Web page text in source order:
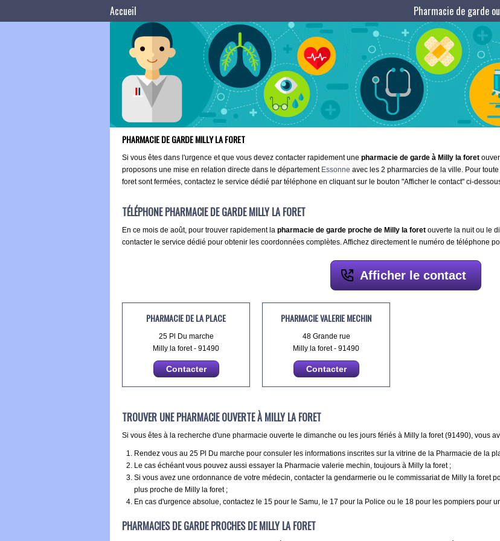
Accueil Pharmacie de garde
PHARMACIE DE GARDE MILLY LA FORET
Si vous êtes dans l'urgence et que vous devez contacter rapidement une pharmacie de garde à Milly la foret
proposons une mise en relation directe dans le département Essonne avec les 2 pharmarcies de la ville. Pour
foret sont fermées, contactez le service dédié par téléphone en cliquant sur le bouton "Afficher le contact" ci-
TÉLÉPHONE PHARMACIE DE GARDE MILLY LA FORET
En ce mois de août, pour trouver rapidement la pharmacie de garde proche de Milly la foret ouverte la nuit ou le
contacter le service dédié pour obtenir les coordonnées complètes. Affichez directement le numéro de téléphone
Afficher le contact
PHARMACIE DE LA PLACE
25 Pl Du marche
Milly la foret - 91490
Contacter
PHARMACIE VALERIE MECHIN
48 Grande rue
Milly la foret - 91490
Contacter
TROUVER UNE PHARMACIE OUVERTE À MILLY LA FORET
Si vous êtes à la recherche d'une pharmacie ouverte le dimanche ou les jours fériés à Milly la foret (91490), vous
Rendez vous au 25 Pl Du marche pour consuler les informations inscrites sur la vitrine de la Pharmacie de la
Le cas échéant vous pouvez aussi essayer la Pharmacie valerie mechin, toujours à Milly la foret ;
Si vous avez une ordonnance de votre médecin, contacter la gendarmerie ou le commissariat de Milly la foret
plus proche de Milly la foret ;
En cas d'urgence absolue, contactez le 15 pour le Samu, le 17 pour la Police ou le 18 pour les pompiers pour
PHARMACIES DE GARDE PROCHES DE MILLY LA FORET